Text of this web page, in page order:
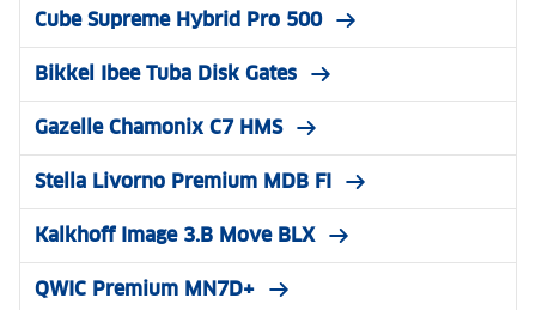
Cube Supreme Hybrid Pro 500
Bikkel Ibee Tuba Disk Gates
Gazelle Chamonix C7 HMS
Stella Livorno Premium MDB FI
Kalkhoff Image 3.B Move BLX
QWIC Premium MN7D+